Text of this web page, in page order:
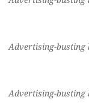
Advertising-busting
Advertising-busting